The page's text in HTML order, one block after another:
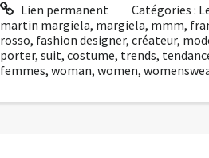
Lien permanent Catégories :
martin margiela, margiela, mmm,
rosso, fashion designer, créateur,
porter, suit, costume, trends,
femmes, woman, women,